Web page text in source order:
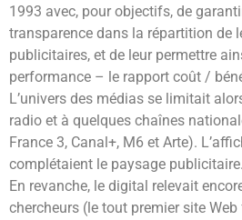
1993 avec, pour objectifs, de
transparence dans la répartition de
publicitaires, et de leur permettre
performance – le rapport coût /
L’univers des médias se limitait
radio et à quelques chaînes
France 3, Canal+, M6 et Arte).
complétaient le paysage publicitaire.
En revanche, le digital relevait
chercheurs (le tout premier site